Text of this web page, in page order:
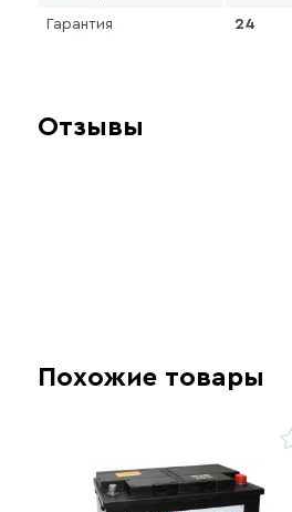
Гарантия 24
Отзывы
Похожие товары